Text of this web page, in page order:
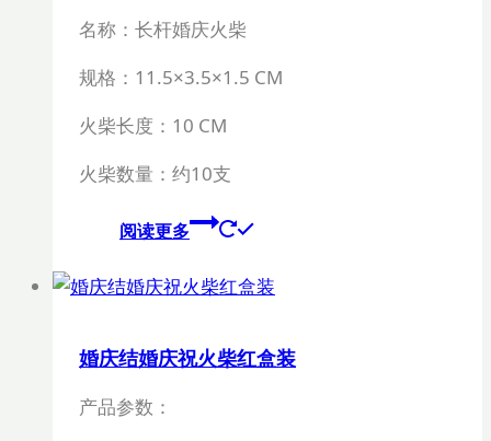
名称：长杆婚庆火柴
规格：11.5×3.5×1.5 CM
火柴长度： 10 CM
火柴数量：约10支
阅读更多
婚庆结婚庆祝火柴红盒装
产品参数：